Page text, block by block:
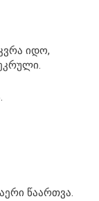
იდო,
წაართვა.